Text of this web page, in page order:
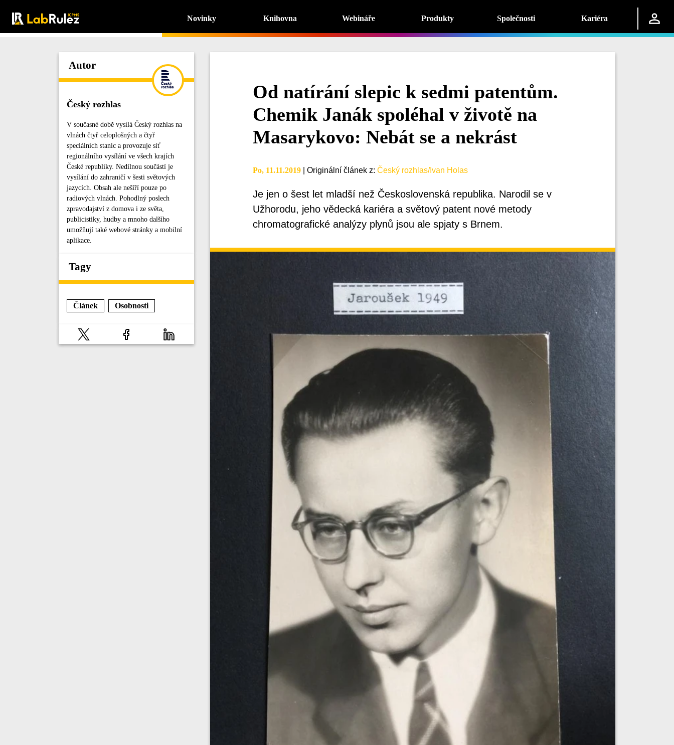
Novinky Knihovna Webináře Produkty Společnosti Kariéra
Autor
Český rozhlas
V současné době vysílá Český rozhlas na
vlnách čtyř celoplošných a čtyř
speciálních stanic a provozuje síť
regionálního vysílání ve všech krajích
České republiky. Nedílnou součástí je
vysílání do zahraničí v šesti světových
jazycích. Obsah ale nešíří pouze po
radiových vlnách. Pohodlný poslech
zpravodajství z domova i ze světa,
publicistiky, hudby a mnoho dalšího
umožňují také webové stránky a mobilní
aplikace.
Tagy
Článek Osobnosti
Od natírání slepic k sedmi patentům.
Chemik Janák spoléhal v životě na
Masarykovo: Nebát se a nekrást
Po, 11.11.2019 Originální článek z: Český rozhlas/Ivan Holas
Je jen o šest let mladší než Československá republika. Narodil se v
Užhorodu, jeho vědecká kariéra a světový patent nové metody
chromatografické analýzy plynů jsou ale spjaty s Brnem.